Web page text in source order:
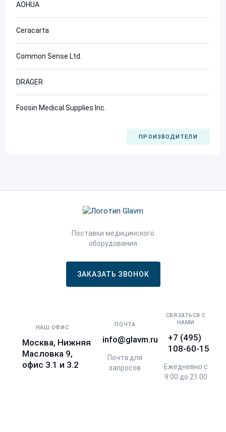
AOHUA
Ceracarta
Common Sense Ltd.
DRÄGER
Foosin Medical Supplies Inc.
ПРОИЗВОДИТЕЛИ
Поставки медицинского
оборудования
ЗАКАЗАТЬ ЗВОНОК
НАШ ОФИС
Москва, Нижняя
Масловка 9,
офис 3.1 и 3.2
ПОЧТА
info@glavm.ru
Почта для
запросов
СВЯЗАТЬСЯ С
НАМИ
+7 (495)
108-60-15
Ежедневно с
9:00 до 21:00